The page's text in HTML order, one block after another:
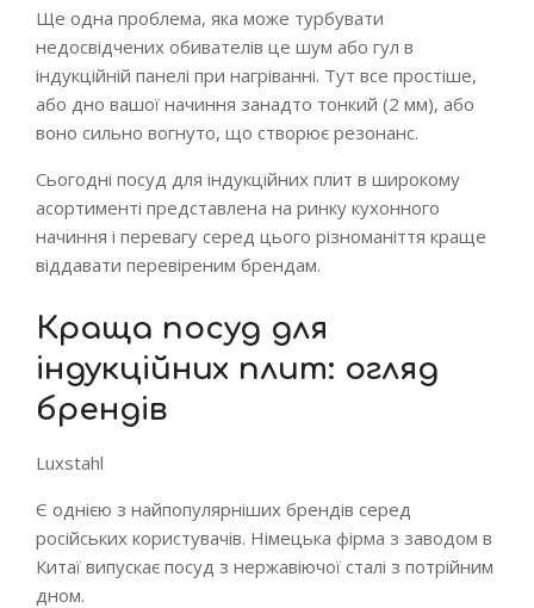
Ще одна проблема, яка може турбувати
недосвідчених обивателів це шум або гул в
індукційній панелі при нагріванні. Тут все простіше,
або дно вашої начиння занадто тонкий (2 мм), або
воно сильно вогнуто, що створює резонанс.
Сьогодні посуд для індукційних плит в широкому
асортименті представлена на ринку кухонного
начиння і перевагу серед цього різноманіття краще
віддавати перевіреним брендам.
Краща посуд для
індукційних плит: огляд
брендів
Luxstahl
Є однією з найпопулярніших брендів серед
російських користувачів. Німецька фірма з заводом в
Китаї випускає посуд з нержавіючої сталі з потрійним
дном.